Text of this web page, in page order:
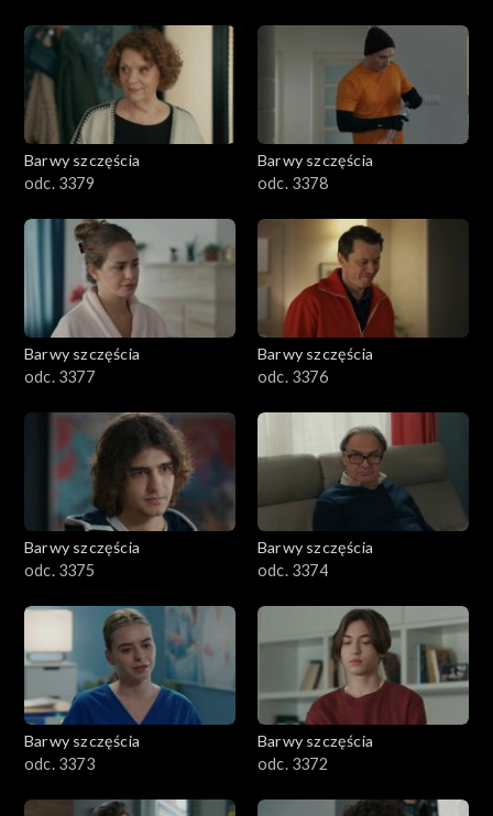
1101–1200
1001–1100
901–1000
801–900
782–800
Barwy szczęścia
odc. 3379
Barwy szczęścia
odc. 3378
Barwy szczęścia
odc. 3377
Barwy szczęścia
odc. 3376
Barwy szczęścia
odc. 3375
Barwy szczęścia
odc. 3374
Barwy szczęścia
odc. 3373
Barwy szczęścia
odc. 3372